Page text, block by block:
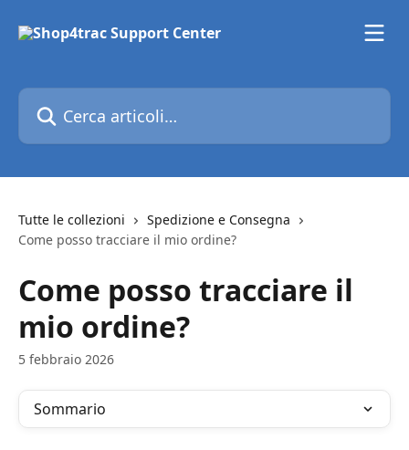
Cerca articoli…
Tutte le collezioni
Spedizione e Consegna
Come posso tracciare il mio ordine?
Come posso tracciare il
mio ordine?
5 febbraio 2026
Sommario